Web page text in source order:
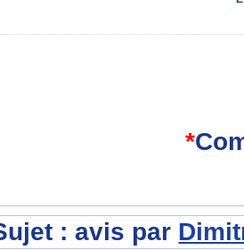
*
: avis par